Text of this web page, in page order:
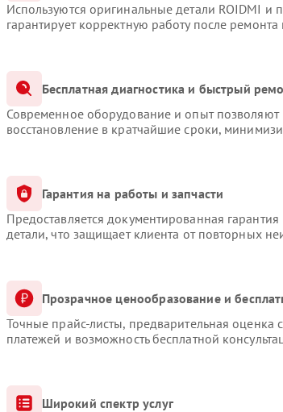
Используются оригинальные детали ROIDMI
гарантирует корректную работу после
Бесплатная диагностика и быстрый
Современное оборудование и опыт позволяют
восстановление в кратчайшие сроки,
Гарантия на работы и запчасти
Предоставляется документированная
детали, что защищает клиента от повторных
Прозрачное ценообразование и
Точные прайс-листы, предварительная оценка
платежей и возможность бесплатной
Широкий спектр услуг